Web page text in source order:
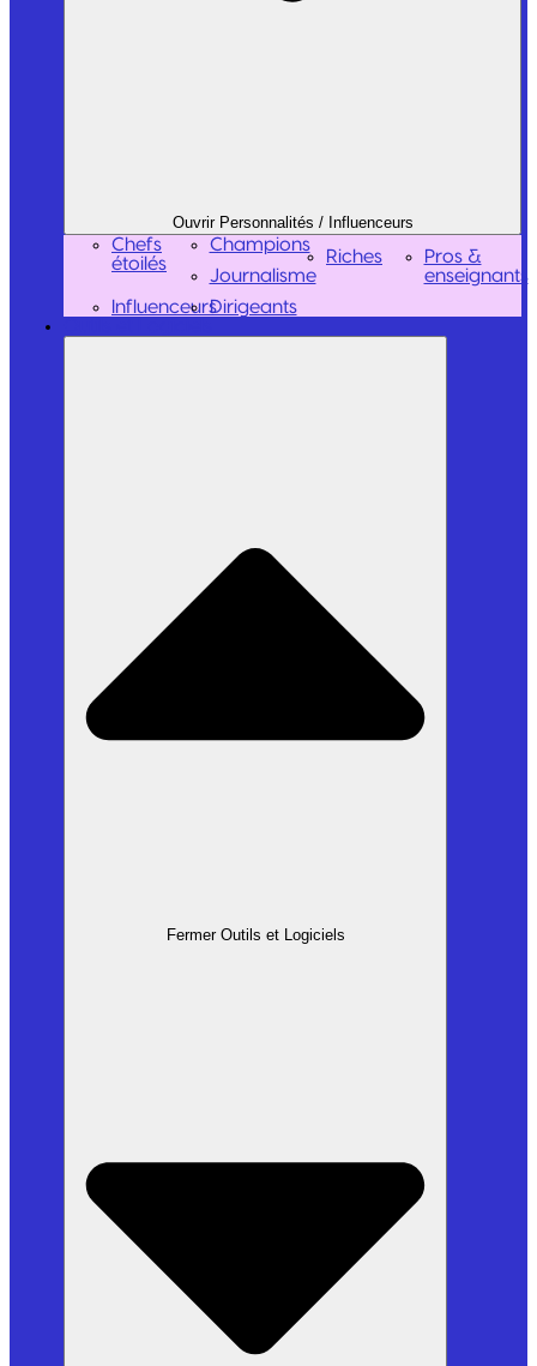
Ouvrir Personnalités / Influenceurs
Chefs
étoilés
Champions
Journalisme
InfluenceursDirigeants
Riches
Pros &
enseignants
Fermer Outils et Logiciels